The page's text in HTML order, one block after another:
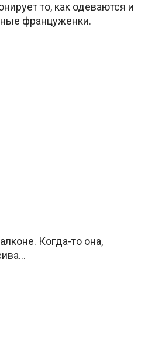
то, как одеваются и
француженки.
Когда-то она,